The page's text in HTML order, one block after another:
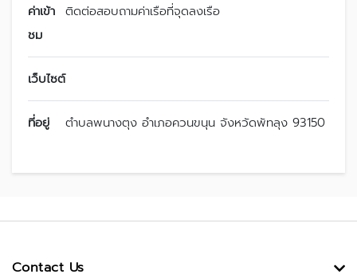
ค่าเข้า
ชม
ติดต่อสอบถามค่าเรือที่จุดลงเรือ
เว็บไซต์
ที่อยู่ ตำบลพนางตุง อำเภอควนขนุน จังหวัดพัทลุง 93150
Contact Us